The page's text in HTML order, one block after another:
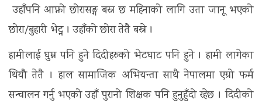
उहाँपनि आफ्नो छोरासङ्ग बस्न छ महिनाको लागि उता जानू भएको
छोरा/बुहारी भेट्न । उहाँको छोरा तेतै बस्ने ।
हामीलाई घुम्न पनि हुने दिदीहरुको भेटघाट पनि हुने । हामी लागेका
थियौ तेतै । हाल सामाजिक अभियन्ता साथै नेपालमा एग्रो फर्म
सन्चालन गर्नु भएको उहाँ पुरानो शिक्षक पनि हुनुहुँदो रहेछ । दिदीको